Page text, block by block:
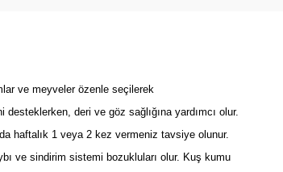
ve meyveler özenle seçilerek
deri ve göz sağlığına yardımcı olur.
haftalık 1 veya 2 kez vermeniz tavsiye olunur.
ve sindirim sistemi bozukluları olur. Kuş kumu